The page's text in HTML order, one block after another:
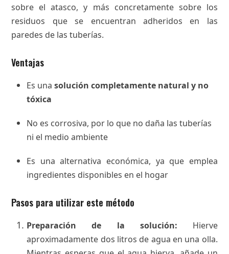
sobre el atasco, y más concretamente sobre los
residuos que se encuentran adheridos en las
paredes de las tuberías.
Ventajas
Es unasolución completamente natural y no
tóxica
No es corrosiva, por lo que no daña las tuberías
ni el medio ambiente
Es una alternativa económica, ya que emplea
ingredientes disponibles en el hogar
Pasos para utilizar este método
Preparación de la solución: Hierve
aproximadamente dos litros de agua en una olla.